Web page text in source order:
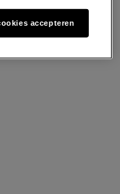
en weer
accepteren